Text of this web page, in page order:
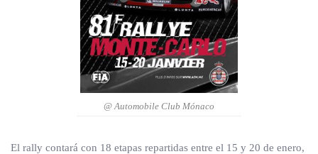
@ Automobile Club Mónaco
El rally contará con 18 etapas repartidas entre el 15 y 20 de enero,